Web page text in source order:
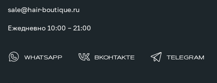
sale@hair-boutique.ru
Ежедневно 10:00 – 21:00
WHATSAPP ВКОНТАКТЕ TELEGRAM